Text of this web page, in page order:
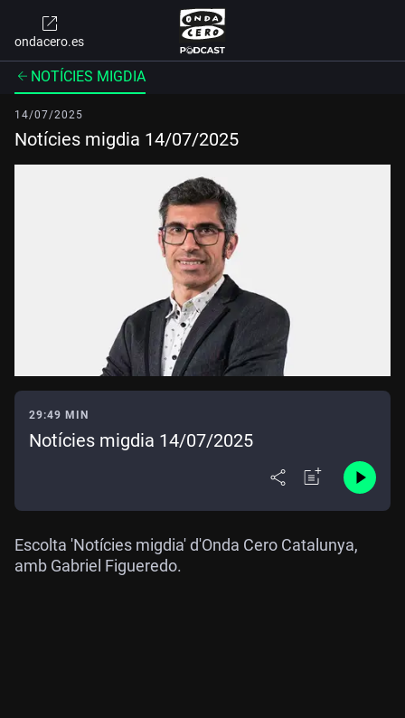
ondacero.es
NOTÍCIES MIGDIA
14/07/2025
Notícies migdia 14/07/2025
29:49 MIN
Notícies migdia 14/07/2025
Escolta 'Notícies migdia' d'Onda Cero Catalunya,
amb Gabriel Figueredo.